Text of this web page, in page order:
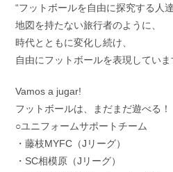
“フットボールを自由に探究する人達
地図を持たない旅行者のように、
時代とともに変化し続け、
自由にフットボールを表現していま
Vamos a jugar!
フットボールは、まだまだ遊べる！
○ユニフォームサポートチーム
・藤枝MYFC（Jリーグ）
・SC相模原（Jリーグ）